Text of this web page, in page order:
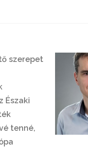
szerepet
Északi
tenné,